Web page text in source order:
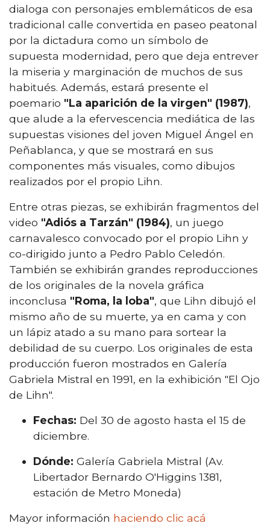
dialoga con personajes emblemáticos de esa
tradicional calle convertida en paseo peatonal
por la dictadura como un símbolo de
supuesta modernidad, pero que deja entrever
la miseria y marginación de muchos de sus
habitués. Además, estará presente el
poemario "La aparición de la virgen" (1987),
que alude a la efervescencia mediática de las
supuestas visiones del joven Miguel Ángel en
Peñablanca, y que se mostrará en sus
componentes más visuales, como dibujos
realizados por el propio Lihn.
Entre otras piezas, se exhibirán fragmentos del
video "Adiós a Tarzán" (1984), un juego
carnavalesco convocado por el propio Lihn y
co-dirigido junto a Pedro Pablo Celedón.
También se exhibirán grandes reproducciones
de los originales de la novela gráfica
inconclusa "Roma, la loba", que Lihn dibujó el
mismo año de su muerte, ya en cama y con
un lápiz atado a su mano para sortear la
debilidad de su cuerpo. Los originales de esta
producción fueron mostrados en Galería
Gabriela Mistral en 1991, en la exhibición "El Ojo
de Lihn".
Fechas: Del 30 de agosto hasta el 15 de
diciembre.
Dónde: Galería Gabriela Mistral (Av.
Libertador Bernardo O'Higgins 1381,
estación de Metro Moneda)
Mayor información haciendo clic acá